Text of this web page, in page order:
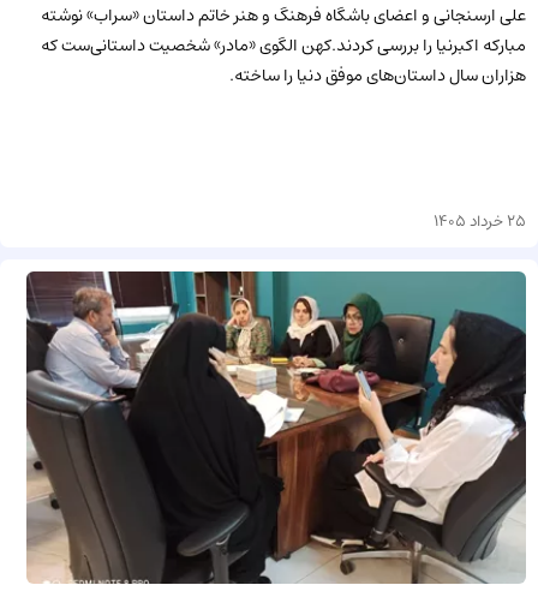
علی ارسنجانی و اعضای باشگاه فرهنگ و هنر خاتم داستان «سراب» نوشته
مبارکه اکبرنیا را بررسی کردند.کهن الگوی «مادر» شخصیت‌ داستانی‌ست که
هزاران سال داستان‌های موفق دنیا را ساخته.
25 خرداد 1405